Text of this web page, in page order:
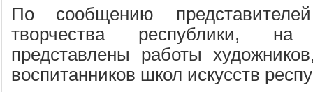
По сообщению
творчества республики,
представлены работы
воспитанников школ искусств